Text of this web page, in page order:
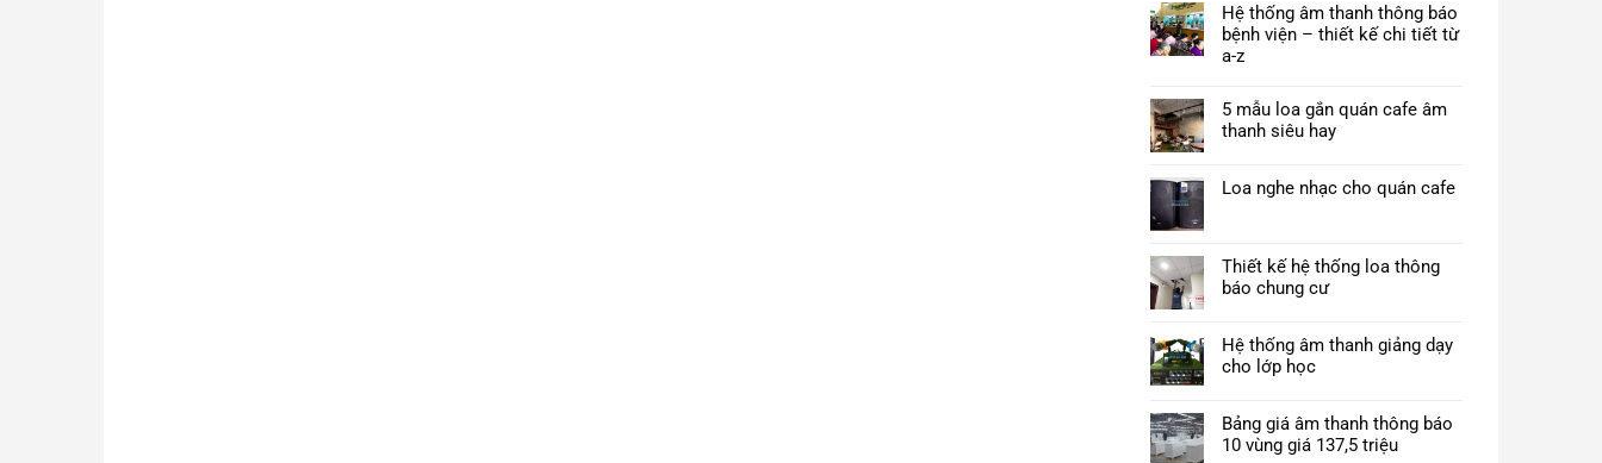
Hệ thống âm thanh thông báo
bệnh viện – thiết kế chi tiết từ
a-z
5 mẫu loa gắn quán cafe âm
thanh siêu hay
Loa nghe nhạc cho quán cafe
Thiết kế hệ thống loa thông
báo chung cư
Hệ thống âm thanh giảng dạy
cho lớp học
Bảng giá âm thanh thông báo
10 vùng giá 137,5 triệu